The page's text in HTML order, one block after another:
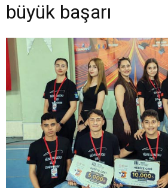
büyük başarı